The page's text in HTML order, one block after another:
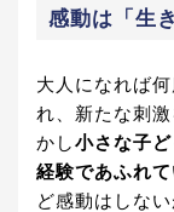
感動は「生
大人になれば
れ、新たな刺
かし小さな子
経験であふれ
ど感動はしな